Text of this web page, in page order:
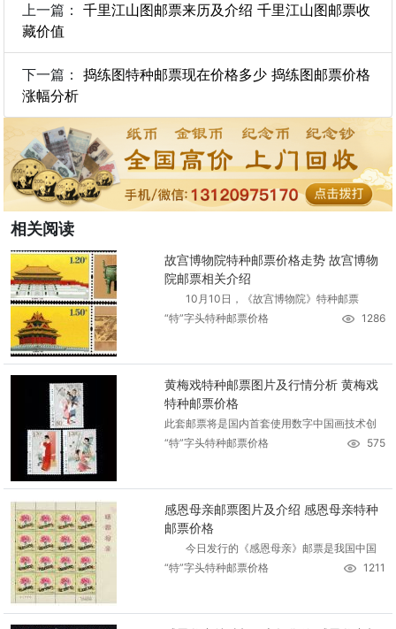
上一篇： 千里江山图邮票来历及介绍 千里江山图邮票收
藏价值
下一篇： 捣练图特种邮票现在价格多少 捣练图邮票价格
涨幅分析
相关阅读
故宫博物院特种邮票价格走势 故宫博物
院邮票相关介绍
10月10日，《故宫博物院》特种邮票
“特”字头特种邮票价格
1286
黄梅戏特种邮票图片及行情分析 黄梅戏
特种邮票价格
此套邮票将是国内首套使用数字中国画技术创
“特”字头特种邮票价格
575
感恩母亲邮票图片及介绍 感恩母亲特种
邮票价格
今日发行的《感恩母亲》邮票是我国中国
“特”字头特种邮票价格
1211